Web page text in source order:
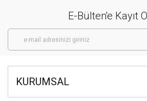
E-Bülten'e Kayıt
KURUMSAL